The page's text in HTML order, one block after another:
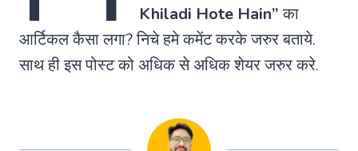
Khiladi Hote Hain”का
आर्टिकल कैसा लगा? निचे हमे कमेंट करके जरुर बताये.
साथ ही इस पोस्ट को अधिक से अधिक शेयर जरुर करे.